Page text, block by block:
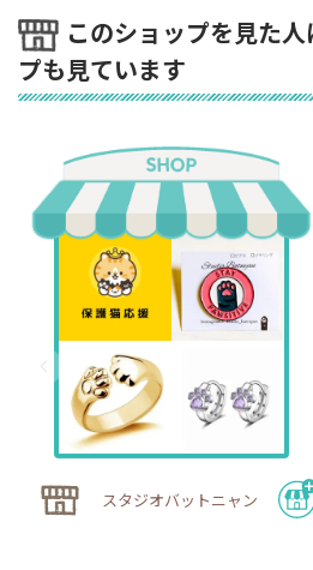
このショップを見た
プも見ています
スタジオバットニャン